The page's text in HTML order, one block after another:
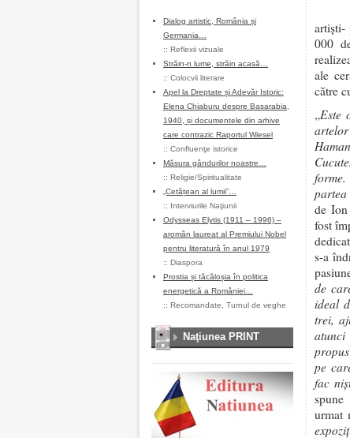
Dialog artistic, România și
Germania…
:: Reflexii vizuale
Străin-n lume, străin acasă…
:: Colocvii literare
Apel la Dreptate și Adevăr Istoric:
Elena Chiaburu despre Basarabia,
1940, și documentele din arhive
care contrazic Raportul Wiesel
:: Confluenţe istorice
Măsura gândurilor noastre…
:: Religie/Spiritualitate
„Cetățean al lumii”…
:: Interviurile Naţiunii
Odysseas Elytis (1911 – 1996) –
aromân laureat al Premiului Nobel
pentru literatură în anul 1979
:: Diaspora
Prostia și tăcăloșia în politica
energetică a României…
:: Recomandate Turnul de veghe
Naţiunea PRINT
artişti-
000
ale
către
„Este
de
fost
s-a
de
ideal
trei,
atunci
pe
fac
urmat